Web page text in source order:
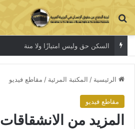
بحث عن
السكن حق وليس امتيازًا ولا منة
الرئيسية / المكتبة المرئية / مقاطع فيديو
مقاطع فيديو
المزيد من الانشقاقات